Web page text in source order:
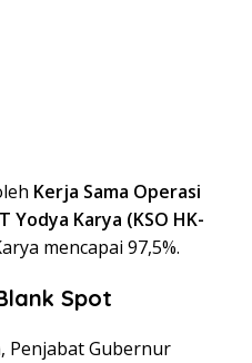
Kerja Sama Operasi
Yodya Karya (KSO HK-
mencapai 97,5%.
Spot
Penjabat Gubernur